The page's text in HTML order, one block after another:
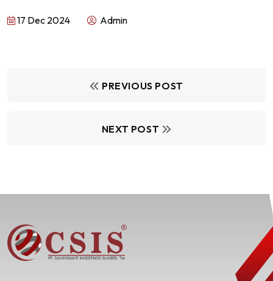
17 Dec 2024 Admin
PREVIOUS POST
NEXT POST